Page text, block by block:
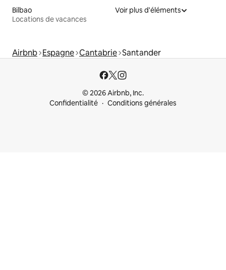
Bilbao
Locations de vacances
Voir plus d'éléments
Airbnb Espagne Cantabrie Santander
© 2026 Airbnb, Inc.
Confidentialité
Conditions générales